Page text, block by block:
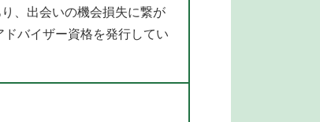
、出会いの機会損失に繋が
バイザー資格を発行してい